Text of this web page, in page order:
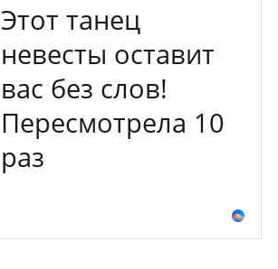
Этот танец
невесты оставит
вас без слов!
Пересмотрела 10
раз